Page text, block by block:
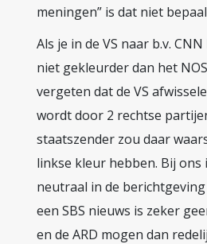
meningen” is dat niet
Als je in de VS naar b.v.
niet gekleurder dan het
vergeten dat de VS
wordt door 2 rechtse
staatszender zou daar
linkse kleur hebben. Bij ons
neutraal in de
een SBS nieuws is zeker
en de ARD mogen dan